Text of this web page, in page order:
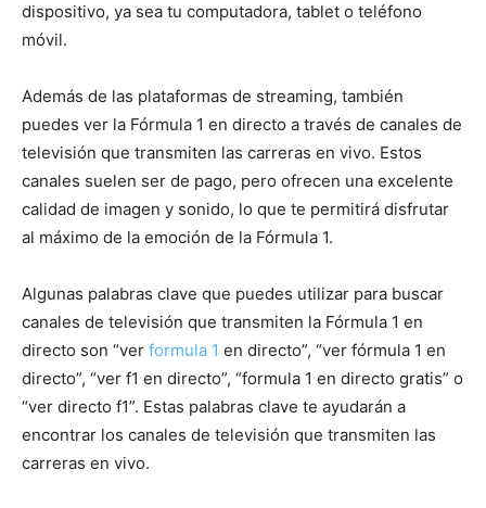
dispositivo, ya sea tu computadora, tablet o teléfono
móvil.
Además de las plataformas de streaming, también
puedes ver la Fórmula 1 en directo a través de canales de
televisión que transmiten las carreras en vivo. Estos
canales suelen ser de pago, pero ofrecen una excelente
calidad de imagen y sonido, lo que te permitirá disfrutar
al máximo de la emoción de la Fórmula 1.
Algunas palabras clave que puedes utilizar para buscar
canales de televisión que transmiten la Fórmula 1 en
directo son “ver formula 1 en directo”, “ver fórmula 1 en
directo”, “ver f1 en directo”, “formula 1 en directo gratis” o
“ver directo f1”. Estas palabras clave te ayudarán a
encontrar los canales de televisión que transmiten las
carreras en vivo.